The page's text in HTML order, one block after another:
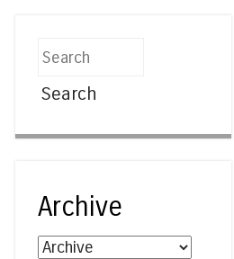
Search
Archive